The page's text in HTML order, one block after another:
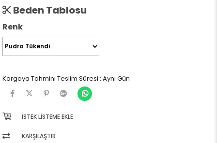
Beden Tablosu
Renk
Kargoya Tahmini Teslim Süresi : Aynı Gün
İSTEK LISTEME EKLE
KARŞILAŞTIR